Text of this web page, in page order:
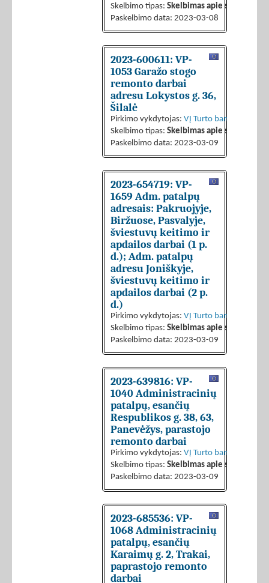
Skelbimo tipas: Skelbimas apie sutarties
Paskelbimo data: 2023-03-08
2023-600611: VP-
1053 Garažo stogo
remonto darbai
adresu Lokystos g. 36,
Šilalė
Pirkimo vykdytojas: VĮ Turto bankas
Skelbimo tipas: Skelbimas apie sutarties
Paskelbimo data: 2023-03-09
2023-654719: VP-
1659 Adm. patalpų
adresais: Pakruojyje,
Biržuose, Pasvalyje,
šviestuvų keitimo ir
apdailos darbai (1 p.
d.); Adm. patalpų
adresu Joniškyje,
šviestuvų keitimo ir
apdailos darbai (2 p.
d.)
Pirkimo vykdytojas: VĮ Turto bankas
Skelbimo tipas: Skelbimas apie sutarties
Paskelbimo data: 2023-03-09
2023-639816: VP-
1040 Administracinių
patalpų, esančių
Respublikos g. 38, 63,
Panevėžys, parastojo
remonto darbai
Pirkimo vykdytojas: VĮ Turto bankas
Skelbimo tipas: Skelbimas apie sutarties
Paskelbimo data: 2023-03-09
2023-685536: VP-
1068 Administracinių
patalpų, esančių
Karaimų g. 2, Trakai,
paprastojo remonto
darbai